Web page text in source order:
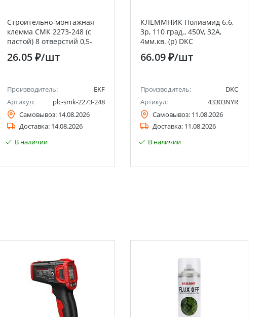
Строительно-монтажная
клемма СМК 2273-248 (с
пастой) 8 отверстий 0,5-
2.5мм2 (50шт.) EKF PROxima
26.05 ₽/шт
Производитель:
EKF
Артикул:
plc-smk-2273-248
Самовывоз: 14.08.2026
Доставка: 14.08.2026
В наличии
КЛЕММНИК Полиамид 6.6,
3р, 110 град., 450V, 32А,
4мм.кв. (р) DKC
66.09 ₽/шт
Производитель:
DKC
Артикул:
43303NYR
Самовывоз: 11.08.2026
Доставка: 11.08.2026
В наличии